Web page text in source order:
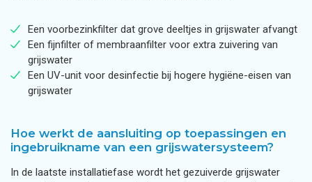
Een voorbezinkfilter dat grove deeltjes in grijswater afvangt
Een fijnfilter of membraanfilter voor extra zuivering van
grijswater
Een UV-unit voor desinfectie bij hogere hygiëne-eisen van
grijswater
Hoe werkt de aansluiting op toepassingen en
ingebruikname van een grijswatersysteem?
In de laatste installatiefase wordt het gezuiverde grijswater